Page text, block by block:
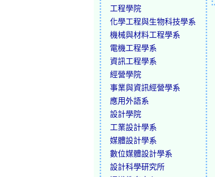
工程學院
化學工程與生物科技學系
機械與材料工程學系
電機工程學系
資訊工程學系
經營學院
事業與資訊經營學系
應用外語系
設計學院
工業設計學系
媒體設計學系
數位媒體設計學系
設計科學研究所